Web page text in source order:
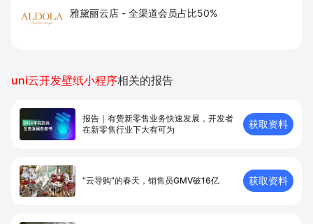
雅黛丽云店 - 全渠道会员占比50%
uni云开发壁纸小程序相关的报告
报告｜有赞新零售业务快速发展，开发者
在新零售⾏业下⼤有可为
获取资料
“云导购”的春天，销售员GMV破16亿 获取资料